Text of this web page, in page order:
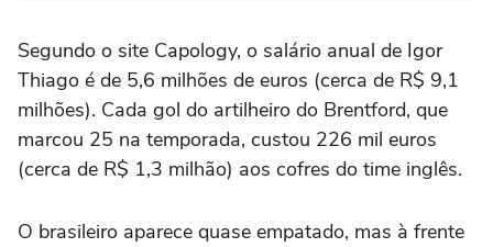
Segundo o site Capology, o salário anual de Igor
Thiago é de 5,6 milhões de euros (cerca de R$ 9,1
milhões). Cada gol do artilheiro do Brentford, que
marcou 25 na temporada, custou 226 mil euros
(cerca de R$ 1,3 milhão) aos cofres do time inglês.
O brasileiro aparece quase empatado, mas à frente